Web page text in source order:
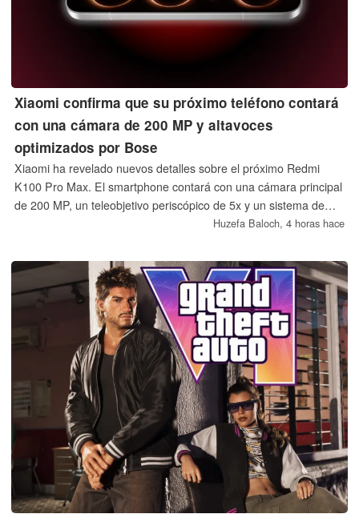
Xiaomi confirma que su próximo teléfono contará
con una cámara de 200 MP y altavoces
optimizados por Bose
Xiaomi ha revelado nuevos detalles sobre el próximo Redmi
K100 Pro Max. El smartphone contará con una cámara principal
de 200 MP, un teleobjetivo periscópico de 5x y un sistema de
altavoces de 2.1 canales optimizado por Bose.
Huzefa Baloch, 4 horas hace